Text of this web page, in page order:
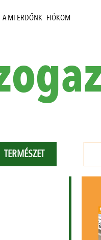
A MI ERDŐNK FIÓKOM
TERMÉSZET